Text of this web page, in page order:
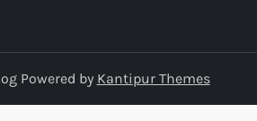
Powered by Kantipur Themes